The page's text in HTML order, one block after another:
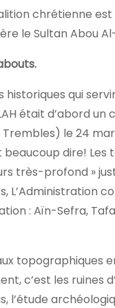
chrétienne
le Sultan Abou
historiques qui
était d’abord
le 24
dire! Les
très-profond »
L’Administration
: Aïn-Sefra,
topographiques
c’est les ruines
l’étude